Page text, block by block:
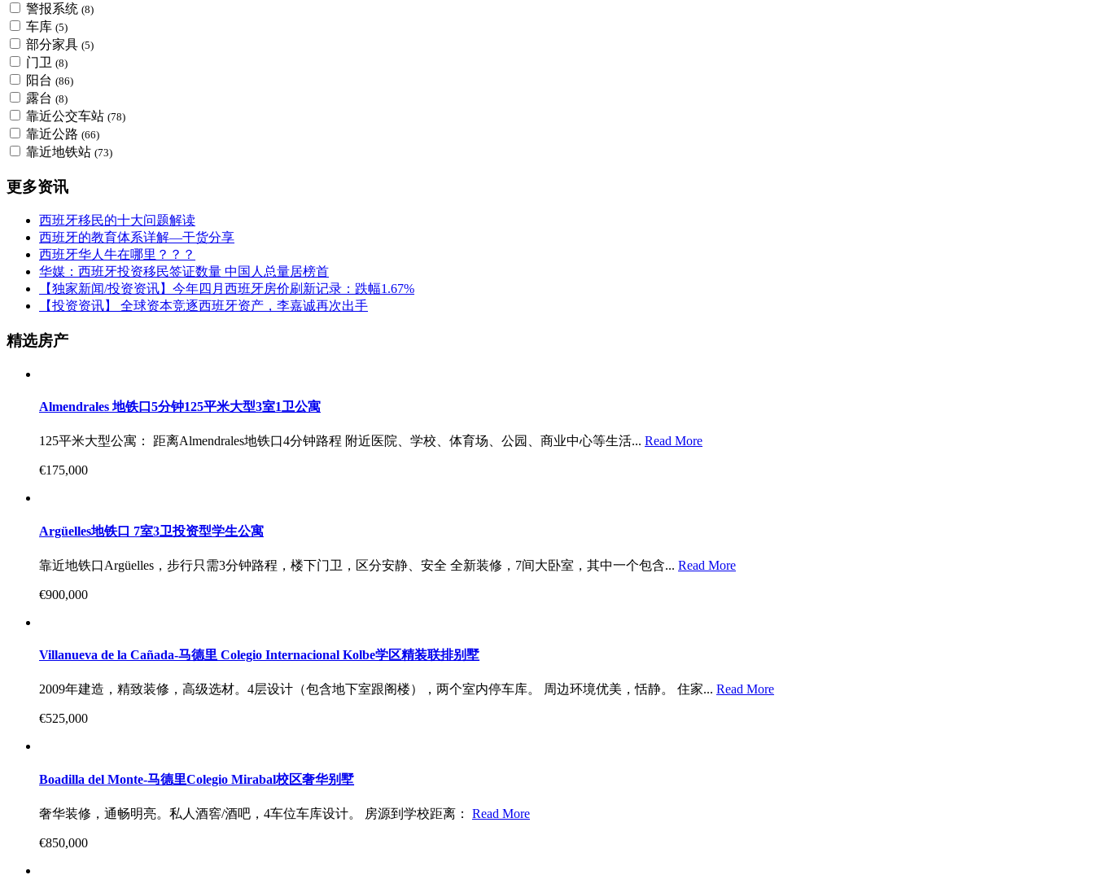
警报系统 (8)
车库 (5)
部分家具 (5)
门卫 (8)
阳台 (86)
露台 (8)
靠近公交车站 (78)
靠近公路 (66)
靠近地铁站 (73)
更多资讯
西班牙移民的十大问题解读
西班牙的教育体系详解—干货分享
西班牙华人牛在哪里？？？
华媒：西班牙投资移民签证数量 中国人总量居榜首
【独家新闻/投资资讯】今年四月西班牙房价刷新记录：跌幅1.67%
【投资资讯】 全球资本竞逐西班牙资产，李嘉诚再次出手
精选房产
Almendrales 地铁口5分钟125平米大型3室1卫公寓
125平米大型公寓： 距离Almendrales地铁口4分钟路程 附近医院、学校、体育场、公园、商业中心等生活... Read More
€175,000
Argüelles地铁口 7室3卫投资型学生公寓
靠近地铁口Argüelles，步行只需3分钟路程，楼下门卫，区分安静、安全 全新装修，7间大卧室，其中一个包含... Read More
€900,000
Villanueva de la Cañada-马德里 Colegio Internacional Kolbe学区精装联排别墅
2009年建造，精致装修，高级选材。4层设计（包含地下室跟阁楼），两个室内停车库。 周边环境优美，恬静。 住家... Read More
€525,000
Boadilla del Monte-马德里Colegio Mirabal校区奢华别墅
奢华装修，通畅明亮。私人酒窖/酒吧，4车位车库设计。 房源到学校距离： Read More
€850,000